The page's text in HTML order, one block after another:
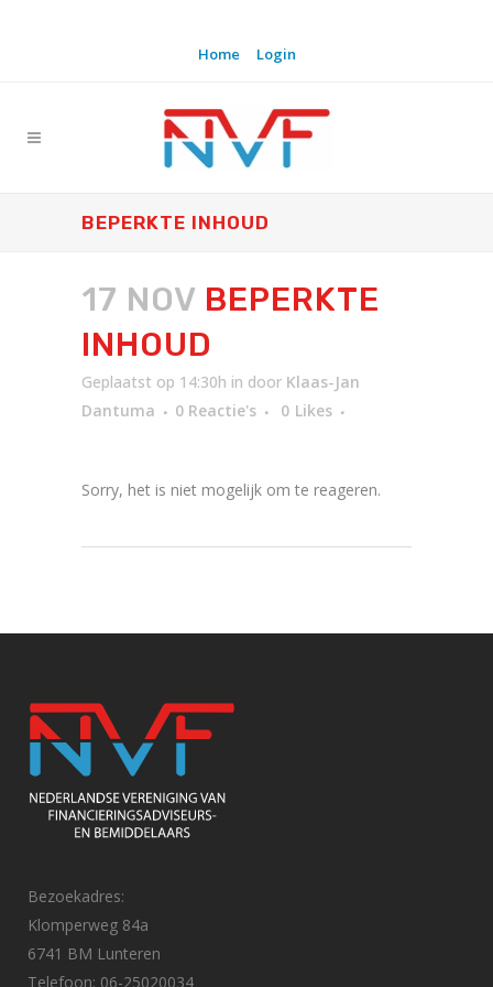
Home Login
BEPERKTE INHOUD
17 NOV BEPERKTE
INHOUD
Geplaatst op 14:30h in door Klaas-Jan
Dantuma
0 Reactie's 0 Likes
Sorry, het is niet mogelijk om te reageren.
Bezoekadres:
Klomperweg 84a
6741 BM Lunteren
Telefoon: 06-25020034